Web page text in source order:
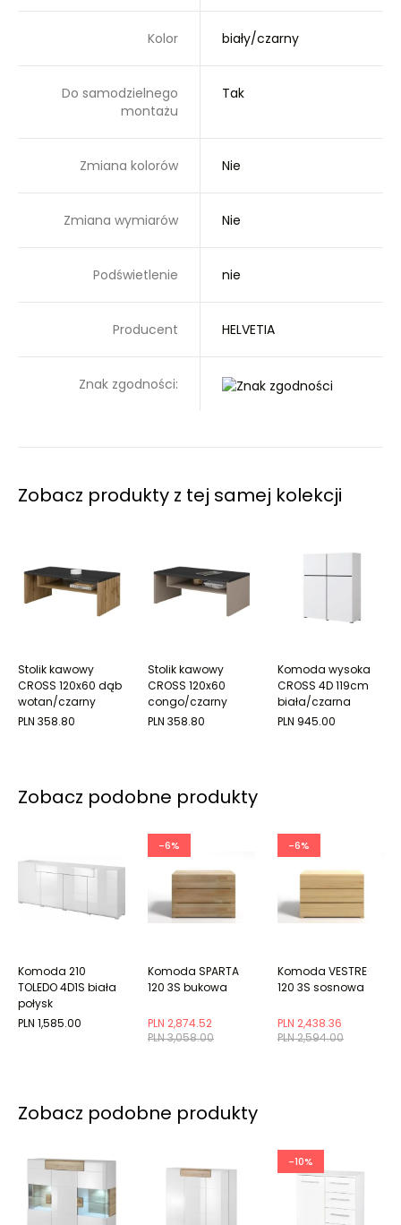
Kolor biały/czarny
Do samodzielnego
montażu
Tak
Zmiana kolorów Nie
Zmiana wymiarów Nie
Podświetlenie nie
Producent HELVETIA
Znak zgodności:
Zobacz produkty z tej samej kolekcji
PLN 358.80
Stolik kawowy
CROSS 120x60 dąb
wotan/czarny
PLN 358.80
Stolik kawowy
CROSS 120x60
congo/czarny
PLN 945.00
Komoda wysoka
CROSS 4D 119cm
biała/czarna
Zobacz podobne produkty
PLN 1,585.00
Komoda 210
TOLEDO 4D1S biała
połysk
-6%
PLN 3,058.00
PLN 2,874.52
Komoda SPARTA
120 3S bukowa
-6%
PLN 2,594.00
PLN 2,438.36
Komoda VESTRE
120 3S sosnowa
Zobacz podobne produkty
-10%